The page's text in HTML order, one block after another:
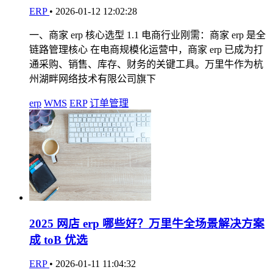
ERP • 2026-01-12 12:02:28
一、商家 erp 核心选型 1.1 电商行业刚需：商家 erp 是全
链路管理核心 在电商规模化运营中，商家 erp 已成为打
通采购、销售、库存、财务的关键工具。万里牛作为杭
州湖畔网络技术有限公司旗下
erp WMS ERP 订单管理
2025 网店 erp 哪些好？万里牛全场景解决方案
成 toB 优选
ERP • 2026-01-11 11:04:32